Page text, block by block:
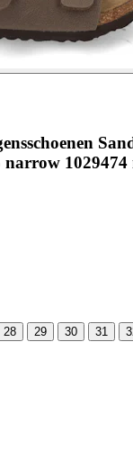
1029474
28 29 30 31